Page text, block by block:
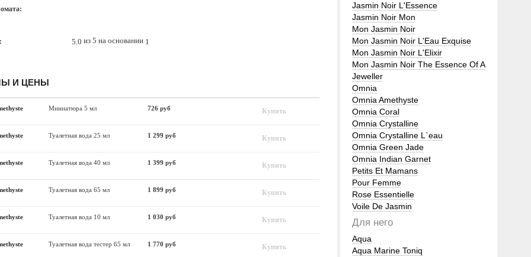
5.0 из 5 на основании 1
И ЦЕНЫ
Миниатюра 5 мл 726 руб
Туалетная вода 25 мл 1 299 руб
Туалетная вода 40 мл 1 399 руб
Туалетная вода 65 мл 1 899 руб
Туалетная вода 10 мл 1 030 руб
Туалетная вода тестер 65 мл 1 770 руб
Jasmin Noir L'Essence
Jasmin Noir Mon
Mon Jasmin Noir
Mon Jasmin Noir L'Eau Exquise
Mon Jasmin Noir L'Elixir
Mon Jasmin Noir The Essence Of A
Jeweller
Omnia
Omnia Amethyste
Omnia Coral
Omnia Crystalline
Omnia Crystalline L`eau
Omnia Green Jade
Omnia Indian Garnet
Petits Et Mamans
Pour Femme
Rose Essentielle
Voile De Jasmin
Для него
Aqua
Aqua Marine Toniq